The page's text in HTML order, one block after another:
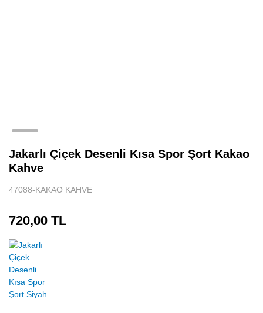
Jakarlı Çiçek Desenli Kısa Spor Şort Kakao
Kahve
47088-KAKAO KAHVE
720,00 TL